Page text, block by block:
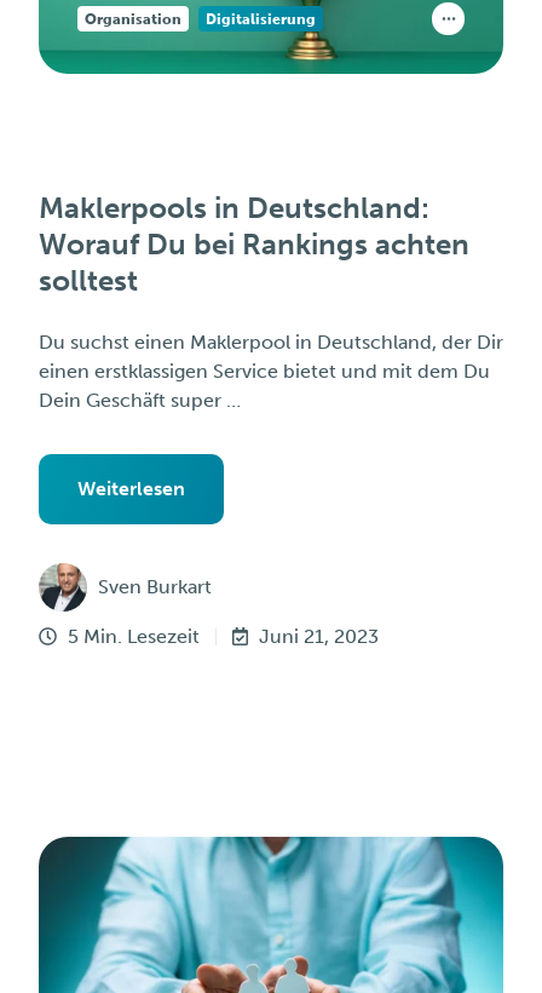
Organisation Digitalisierung
Maklerpools in Deutschland:
Worauf Du bei Rankings achten
solltest
Du suchst einen Maklerpool in Deutschland, der Dir
einen erstklassigen Service bietet und mit dem Du
Dein Geschäft super …
Weiterlesen
Sven Burkart
5 Min. Lesezeit Juni 21, 2023